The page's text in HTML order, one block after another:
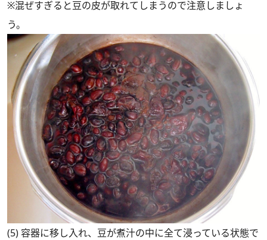
※混ぜすぎると豆の皮が取れてしまうので注意しましょ
う。
(5) 容器に移し入れ、豆が煮汁の中に全て浸っている状態で